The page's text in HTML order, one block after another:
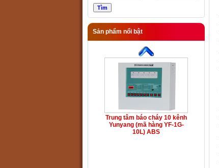
Sản phẩm nổi bật
Trung tâm báo cháy 10 kênh
Yunyang (mã hàng YF-1G-
10L) ABS